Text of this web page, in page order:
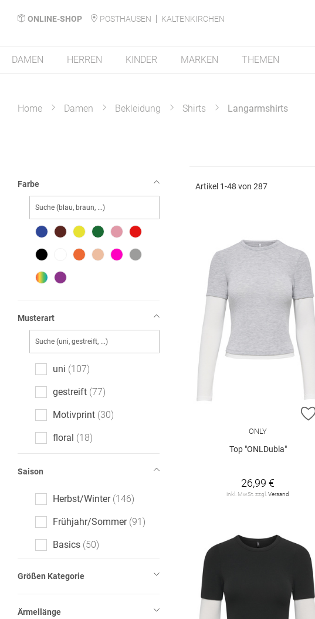
ONLINE-SHOP POSTHAUSEN
KALTENKIRCHEN
DAMEN HERREN KINDER MARKEN THEMEN
Home Damen Bekleidung Shirts Langarmshirts
Artikel 1-48 von287
ONLY
Top "ONLDubla"
26,99 €
inkl. MwSt. zzgl.Versand
Farbe
Musterart
uni 107
gestreift 77
Motivprint 30
floral 18
gemustert
kariert 7
gepunktet
All-Over-Print (AOP)
Saison
Herbst/Winter 146
Frühjahr/Sommer 91
Basics 50
Größen Kategorie
Ärmellänge